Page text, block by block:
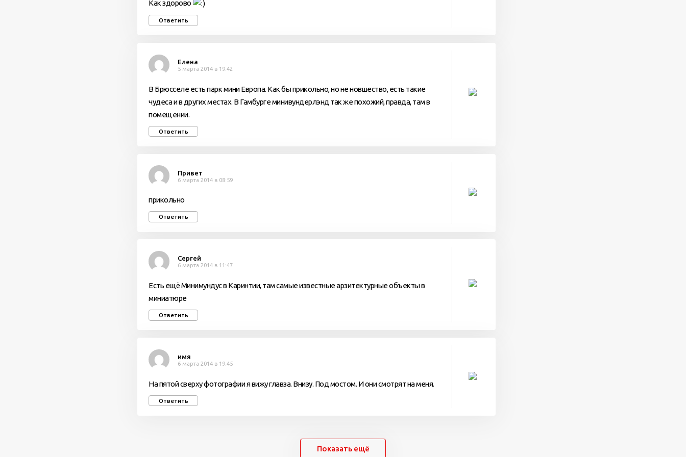
Как здорово
Ответить
Елена
5 марта 2014 в 19:42
В Брюсселе есть парк мини Европа. Как бы прикольно, но не новшество, есть такие
чудеса и в других местах. В Гамбурге минивундерлэнд так же похожий, правда, там в
помещении.
Ответить
Привет
6 марта 2014 в 08:59
прикольно
Ответить
Сергей
6 марта 2014 в 11:47
Есть ещё Минимундус в Каринтии, там самые известные арзитектурные объекты в
миниатюре
Ответить
имя
6 марта 2014 в 19:45
На пятой сверху фотографии я вижу главза. Внизу. Под мостом. И они смотрят на меня.
Ответить
Показать ещё